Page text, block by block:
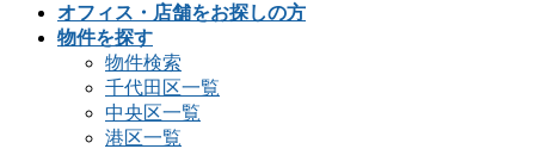
オフィス・店舗をお探しの方
物件を探す
物件検索
千代田区一覧
中央区一覧
港区一覧